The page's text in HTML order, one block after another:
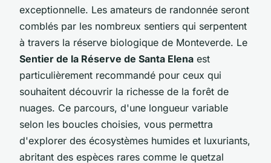
exceptionnelle. Les amateurs de randonnée seront
comblés par les nombreux sentiers qui serpentent
à travers la réserve biologique de Monteverde. Le
Sentier de la Réserve de Santa Elena est
particulièrement recommandé pour ceux qui
souhaitent découvrir la richesse de la forêt de
nuages. Ce parcours, d'une longueur variable
selon les boucles choisies, vous permettra
d'explorer des écosystèmes humides et luxuriants,
abritant des espèces rares comme le quetzal